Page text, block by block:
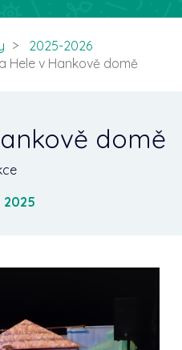
t
2025-2026
Hele v Hankově domě
domě
2025